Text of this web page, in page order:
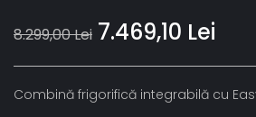
8.299,00 Lei 7.469,10 Lei
Combină frigorifică integrabilă cu